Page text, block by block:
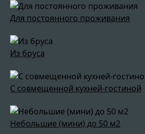
Для постоянного проживания
Из бруса
С совмещенной кухней-гостиной
Небольшие (мини) до 50 м2